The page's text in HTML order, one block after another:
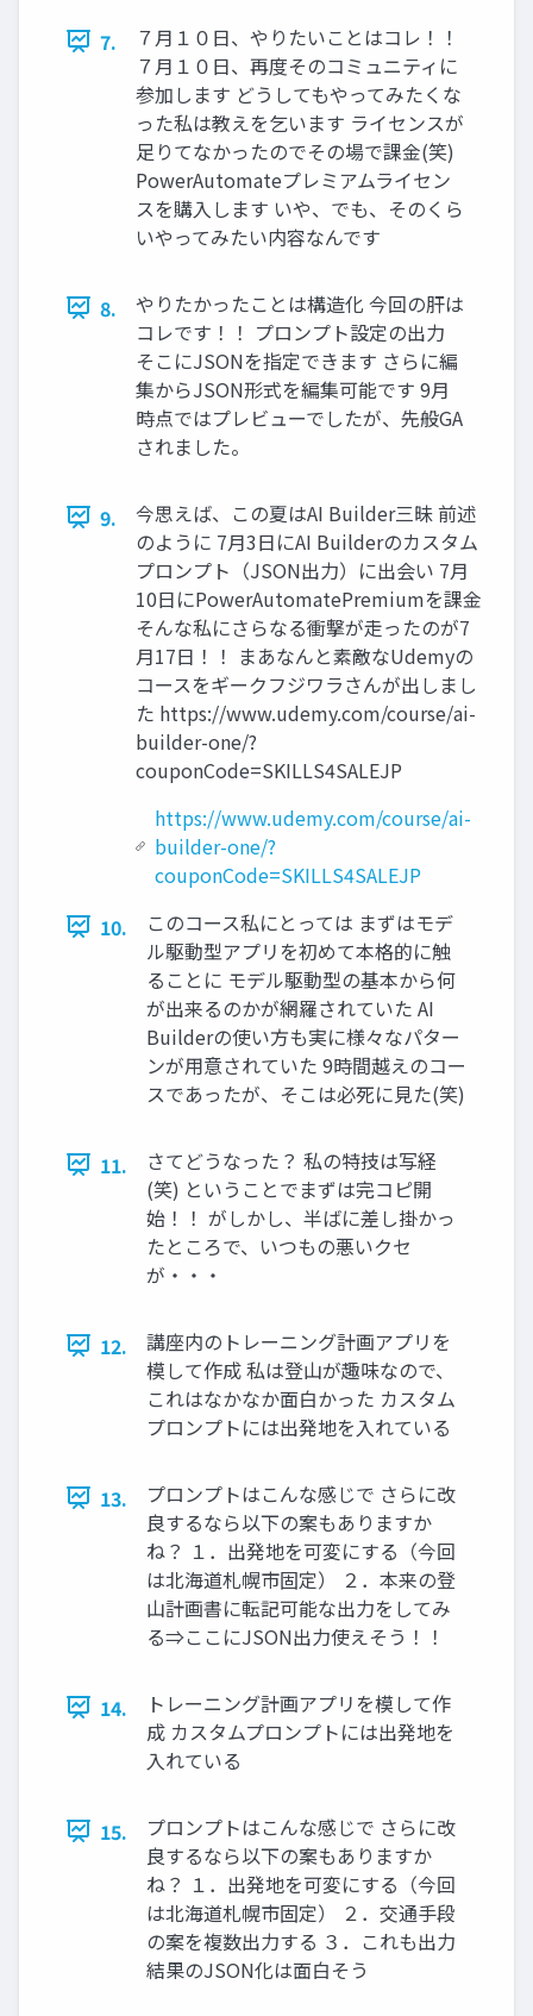
7.
７月１０日、やりたいことはコレ！！
７月１０日、再度そのコミュニティに
参加します どうしてもやってみたくな
った私は教えを乞います ライセンスが
足りてなかったのでその場で課金(笑)
PowerAutomateプレミアムライセン
スを購入します いや、でも、そのくら
いやってみたい内容なんです
8.
やりたかったことは構造化 今回の肝は
コレです！！ プロンプト設定の出力
そこにJSONを指定できます さらに編
集からJSON形式を編集可能です 9月
時点ではプレビューでしたが、先般GA
されました。
9.
今思えば、この夏はAI Builder三昧 前述
のように 7月3日にAI Builderのカスタム
プロンプト（JSON出力）に出会い 7月
10日にPowerAutomatePremiumを課金
そんな私にさらなる衝撃が走ったのが7
月17日！！ まあなんと素敵なUdemyの
コースをギークフジワラさんが出しまし
た https://www.udemy.com/course/ai-
builder-one/?
couponCode=SKILLS4SALEJP
https://www.udemy.com/course/ai-
builder-one/?
couponCode=SKILLS4SALEJP
10.
このコース私にとっては まずはモデ
ル駆動型アプリを初めて本格的に触
ることに モデル駆動型の基本から何
が出来るのかが網羅されていた AI
Builderの使い方も実に様々なパター
ンが用意されていた 9時間越えのコー
スであったが、そこは必死に見た(笑)
11.
さてどうなった？ 私の特技は写経
(笑) ということでまずは完コピ開
始！！ がしかし、半ばに差し掛かっ
たところで、いつもの悪いクセ
が・・・
12.
講座内のトレーニング計画アプリを
模して作成 私は登山が趣味なので、
これはなかなか面白かった カスタム
プロンプトには出発地を入れている
13.
プロンプトはこんな感じで さらに改
良するなら以下の案もありますか
ね？ １．出発地を可変にする（今回
は北海道札幌市固定） ２．本来の登
山計画書に転記可能な出力をしてみ
る⇒ここにJSON出力使えそう！！
14.
トレーニング計画アプリを模して作
成 カスタムプロンプトには出発地を
入れている
15.
プロンプトはこんな感じで さらに改
良するなら以下の案もありますか
ね？ １．出発地を可変にする（今回
は北海道札幌市固定） ２．交通手段
の案を複数出力する ３．これも出力
結果のJSON化は面白そう